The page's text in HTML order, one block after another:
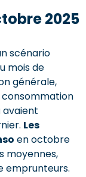
2025
scénario
mois de
générale,
avaient
Les
en octobre
moyennes,
emprunteurs.